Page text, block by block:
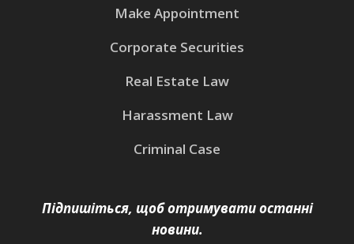
Make Appointment
Corporate Securities
Real Estate Law
Harassment Law
Criminal Case
Підпишіться, щоб отримувати останні
новини.